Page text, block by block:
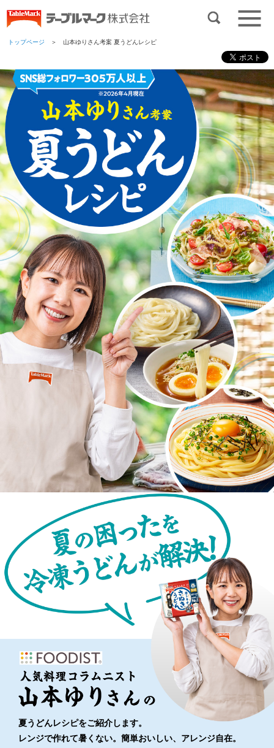
トップページ ＞ 山本ゆりさん考案 夏うどんレシピ
夏うどんレシピをご紹介します。
レンジで作れて暑くない。簡単おいしい、アレンジ自在。